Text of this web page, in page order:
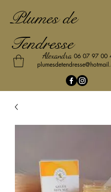
Alexandra 06 07 97 00
Plumes de
Tendresse